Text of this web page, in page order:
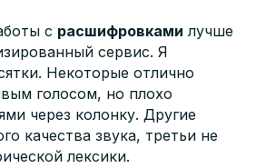
с расшифровками лучше
сервис. Я
Некоторые отлично
голосом, но плохо
через колонку. Другие
качества звука, третьи не
лексики.